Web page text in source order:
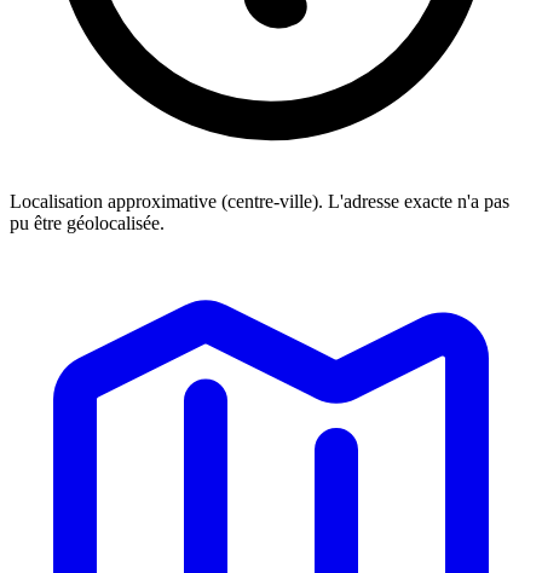
Localisation approximative (centre-ville). L'adresse exacte n'a pas
pu être géolocalisée.